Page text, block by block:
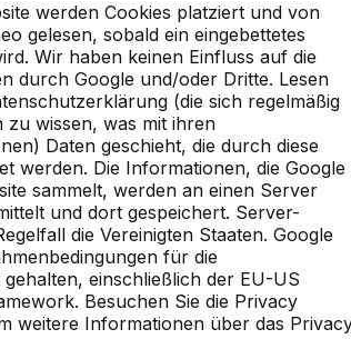
werden Cookies platziert und von
gelesen, sobald ein eingebettetes
Wir haben keinen Einfluss auf die
durch Google und/oder Dritte. Lesen
(die sich regelmäßig
wissen, was mit ihren
Daten geschieht, die durch diese
werden. Die Informationen, die Google
sammelt, werden an einen Server
und dort gespeichert. Server-
die Vereinigten Staaten. Google
für die
einschließlich der EU-US
Besuchen Sie die Privacy
weitere Informationen über das